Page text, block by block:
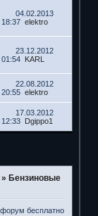
04.02.2013
18:37 elektro
23.12.2012
01:54 KARL
22.08.2012
20:55 elektro
17.03.2012
12:33 Dgippo1
» Бензиновые
бесплатно